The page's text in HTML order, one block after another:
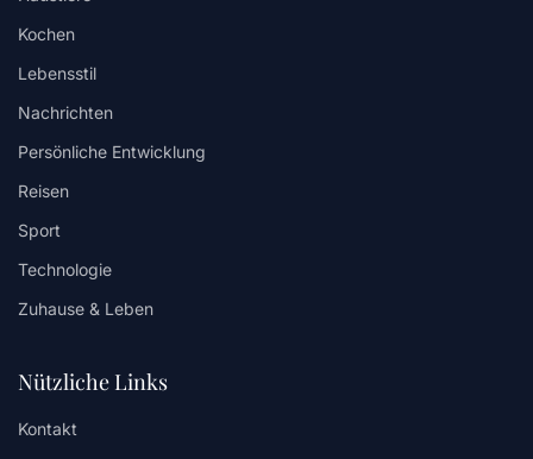
Kochen
Lebensstil
Nachrichten
Persönliche Entwicklung
Reisen
Sport
Technologie
Zuhause & Leben
Nützliche Links
Kontakt